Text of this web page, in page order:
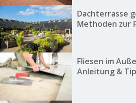
Dachterrasse
Methoden zur
Fliesen im
Anleitung &